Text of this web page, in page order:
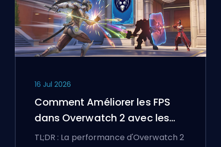
16 Jul 2026
Comment Améliorer les FPS
dans Overwatch 2 avec les
Meilleurs Paramètres
TL;DR : La performance d'Overwatch 2